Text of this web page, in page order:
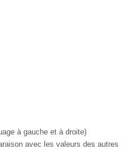
à gauche et à droite)
avec les valeurs des autres